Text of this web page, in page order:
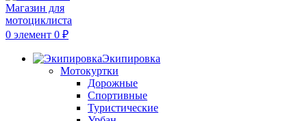
0 элемент 0 ₽
Экипировка
Мотокуртки
Дорожные
Спортивные
Туристические